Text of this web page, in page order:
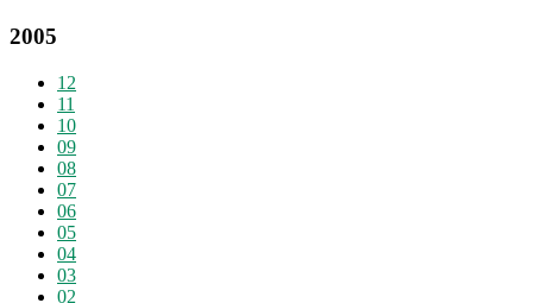
2005
12
11
10
09
08
07
06
05
04
03
02